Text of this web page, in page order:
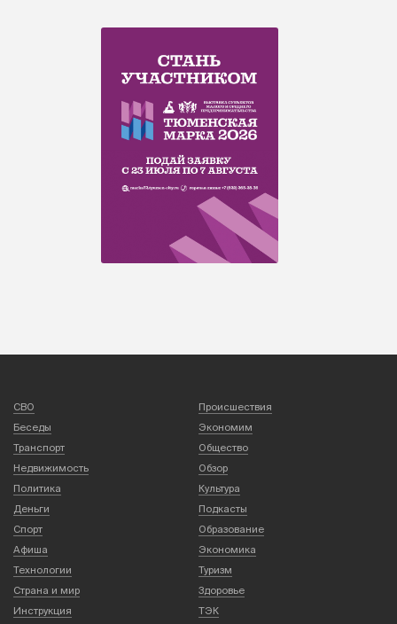
СВО
Происшествия
Беседы
Экономим
Транспорт
Общество
Недвижимость
Обзор
Политика
Культура
Деньги
Подкасты
Спорт
Образование
Афиша
Экономика
Технологии
Туризм
Страна и мир
Здоровье
Инструкция
ТЭК